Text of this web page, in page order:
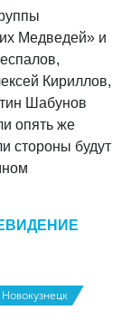
Медведей» и
Кириллов,
Шабунов
опять же
стороны будут